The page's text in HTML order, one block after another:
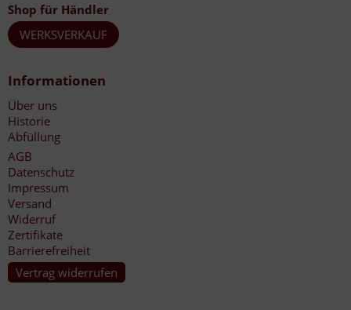
Shop für Händler
WERKSVERKAUF
Informationen
Über uns
Historie
Abfüllung
AGB
Datenschutz
Impressum
Versand
Widerruf
Zertifikate
Barrierefreiheit
Vertrag widerrufen